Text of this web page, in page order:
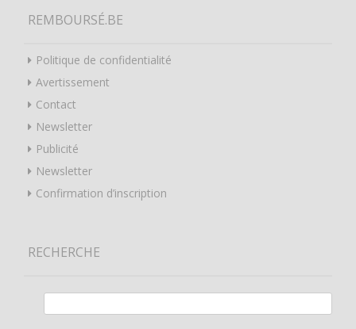
REMBOURSÉ.BE
Politique de confidentialité
Avertissement
Contact
Newsletter
Publicité
Newsletter
Confirmation d’inscription
RECHERCHE